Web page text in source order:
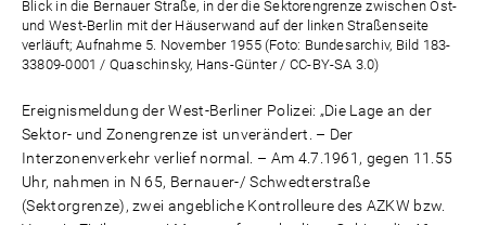
Blick in die Bernauer Straße, in der die Sektorengrenze zwischen Ost-
und West-Berlin mit der Häuserwand auf der linken Straßenseite
verläuft; Aufnahme 5. November 1955 (Foto: Bundesarchiv, Bild 183-
33809-0001 / Quaschinsky, Hans-Günter / CC-BY-SA 3.0)
Ereignismeldung der West-Berliner Polizei: „Die Lage an der
Sektor- und Zonengrenze ist unverändert. – Der
Interzonenverkehr verlief normal. – Am 4.7.1961, gegen 11.55
Uhr, nahmen in N 65, Bernauer-/ Schwedterstraße
(Sektorgrenze), zwei angebliche Kontrolleure des AZKW bzw.